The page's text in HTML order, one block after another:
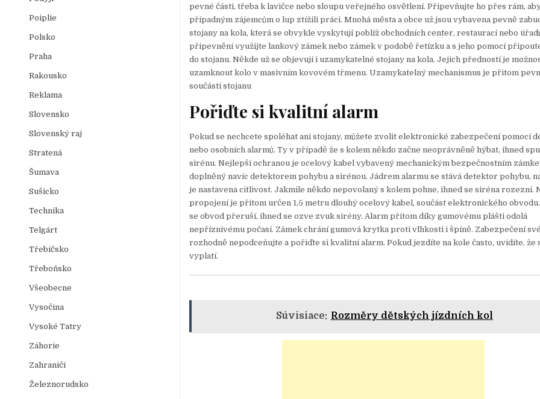
pevné části, třeba k lavičce nebo sloupu veřejného osvětlení. Připevňujte ho přes rám,
případným zájemcům o lup ztížili práci. Mnohá města a obce už jsou vybavena pevně
stojany na kola, která se obvykle vyskytují poblíž obchodních center, restaurací nebo
připevnění využijte lankový zámek nebo zámek v podobě řetízku a s jeho pomocí
do stojanu. Někde už se objevují i uzamykatelné stojany na kola. Jejich předností je
uzamknout kolo v masivním kovovém třmenu. Uzamykatelný mechanismus je přitom
součástí stojanu
Pořiďte si kvalitní alarm
Pokud se nechcete spoléhat ani stojany, můžete zvolit elektronické zabezpečení pomocí
nebo osobních alarmů. Ty v případě že s kolem někdo začne neoprávněně hýbat, ihned
sirénu. Nejlepší ochranou je ocelový kabel vybavený mechanickým bezpečnostním
doplněný navíc detektorem pohybu a sirénou. Jádrem alarmu se stává detektor pohybu,
je nastavena citlivost. Jakmile někdo nepovolaný s kolem pohne, ihned se siréna rozezní.
propojení je přitom určen 1,5 metru dlouhý ocelový kabel, součást elektronického obvodu.
se obvod přeruší, ihned se ozve zvuk sirény. Alarm přitom díky gumovému plášti odolá
nepříznivému počasí. Zámek chrání gumová krytka proti vlhkosti i špíně. Zabezpečení
rozhodně nepodceňujte a pořiďte si kvalitní alarm. Pokud jezdíte na kole často, uvidíte, že
vyplatí.
Súvisiace: Rozměry dětských jízdních kol
Poiplie
Polsko
Praha
Rakousko
Reklama
Slovensko
Slovenský raj
Stratená
Šumava
Sušicko
Technika
Telgárt
Třebíčsko
Třeboňsko
Všeobecne
Vysočina
Vysoké Tatry
Záhorie
Zahraničí
Železnorudsko